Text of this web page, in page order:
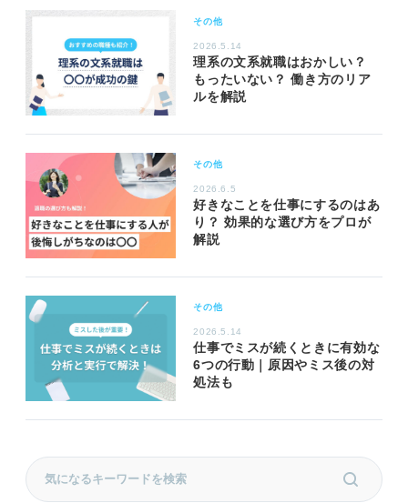
その他
2026.5.14
理系の文系就職はおかしい？
もったいない？ 働き方のリア
ルを解説
その他
2026.6.5
好きなことを仕事にするのはあ
り？ 効果的な選び方をプロが
解説
その他
2026.5.14
仕事でミスが続くときに有効な
6つの行動｜原因やミス後の対
処法も